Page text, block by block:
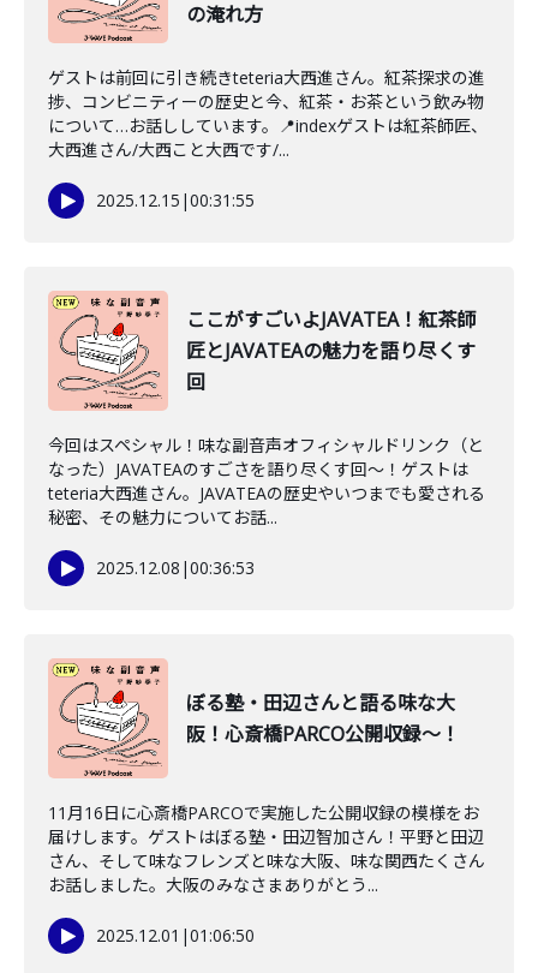
の淹れ方
ゲストは前回に引き続きteteria大西進さん。紅茶探求の進
捗、コンビニティーの歴史と今、紅茶・お茶という飲み物
について…お話ししています。📍indexゲストは紅茶師匠、
大西進さん/大西こと大西です/...
2025.12.15 |00:31:55
ここがすごいよJAVATEA！紅茶師
匠とJAVATEAの魅力を語り尽くす
回
今回はスペシャル！味な副音声オフィシャルドリンク（と
なった）JAVATEAのすごさを語り尽くす回〜！ゲストは
teteria大西進さん。JAVATEAの歴史やいつまでも愛される
秘密、その魅力についてお話...
2025.12.08 |00:36:53
ぼる塾・田辺さんと語る味な大
阪！心斎橋PARCO公開収録〜！
11月16日に心斎橋PARCOで実施した公開収録の模様をお
届けします。ゲストはぼる塾・田辺智加さん！平野と田辺
さん、そして味なフレンズと味な大阪、味な関西たくさん
お話しました。大阪のみなさまありがとう...
2025.12.01 |01:06:50